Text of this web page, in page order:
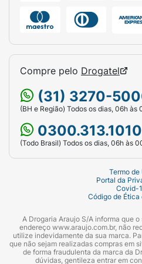
Benzoate/benzoato de
Cocoyl Taurate/metil
10/poliquatérnio-10,
dissódico, Tocopheryl
Precauções
Mantenha fora do
ser aplicado por adultos
supervisão. Evitar
Caso o produto entre
olhos, lavar com água
abundância e procurar
Em caso de irritação,
procurar um médico.
fresco e ao abrigo da
Compre pelo Drogatel
(31) 3270-
(BH e Região) Todos os dias, 06h às
0300.313.1010
(Todo Brasil) Todos os dias, 06h às
Termo de
Portal da
Covid-
Código de Ética
A Drogaria Araujo S/A informa que
endereço www.araujo.com.br, não
utilize indevidamente da sua marca.
que não sejam realizadas compras em
de forma fraudulenta da marca da
dúvidas, gentileza entrar em